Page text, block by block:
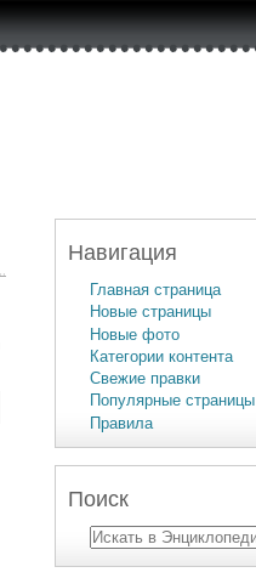
Навигация
Главная страница
Новые страницы
Новые фото
Категории контента
Свежие правки
Популярные страницы
Правила
Поиск